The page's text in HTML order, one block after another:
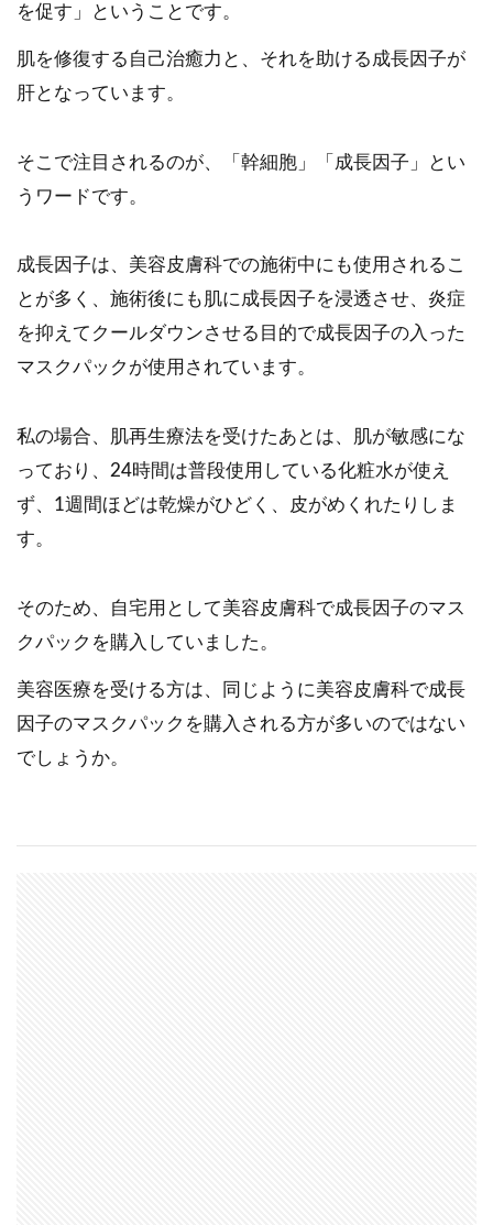
を促す」ということです。
肌を修復する自己治癒力と、それを助ける成長因子が
肝となっています。
そこで注目されるのが、「幹細胞」「成長因子」とい
うワードです。
成長因子は、美容皮膚科での施術中にも使用されるこ
とが多く、施術後にも肌に成長因子を浸透させ、炎症
を抑えてクールダウンさせる目的で成長因子の入った
マスクパックが使用されています。
私の場合、肌再生療法を受けたあとは、肌が敏感にな
っており、24時間は普段使用している化粧水が使え
ず、1週間ほどは乾燥がひどく、皮がめくれたりしま
す。
そのため、自宅用として美容皮膚科で成長因子のマス
クパックを購入していました。
美容医療を受ける方は、同じように美容皮膚科で成長
因子のマスクパックを購入される方が多いのではない
でしょうか。